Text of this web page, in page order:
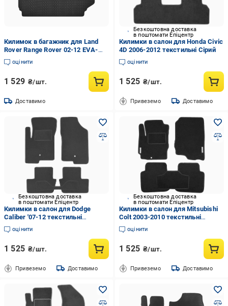
Килимок в багажник для Land
Rover Range Rover 02-12 EVA-
полімерний Чорний
оцінити
1 529 ₴/шт.
Доставимо
Безкоштовна доставка
в поштомати Епіцентр
Килимки в салон для Honda Civic
4D 2006-2012 текстильні Сірий
оцінити
1 525 ₴/шт.
Привеземо Доставимо
Безкоштовна доставка
в поштомати Епіцентр
Килимки в салон для Dodge
Caliber '07-12 текстильні
стандарт Сірий
оцінити
1 525 ₴/шт.
Привеземо Доставимо
Безкоштовна доставка
в поштомати Епіцентр
Килимки в салон для Mitsubishi
Colt 2003-2010 текстильні
Чорний
оцінити
1 525 ₴/шт.
Привеземо Доставимо